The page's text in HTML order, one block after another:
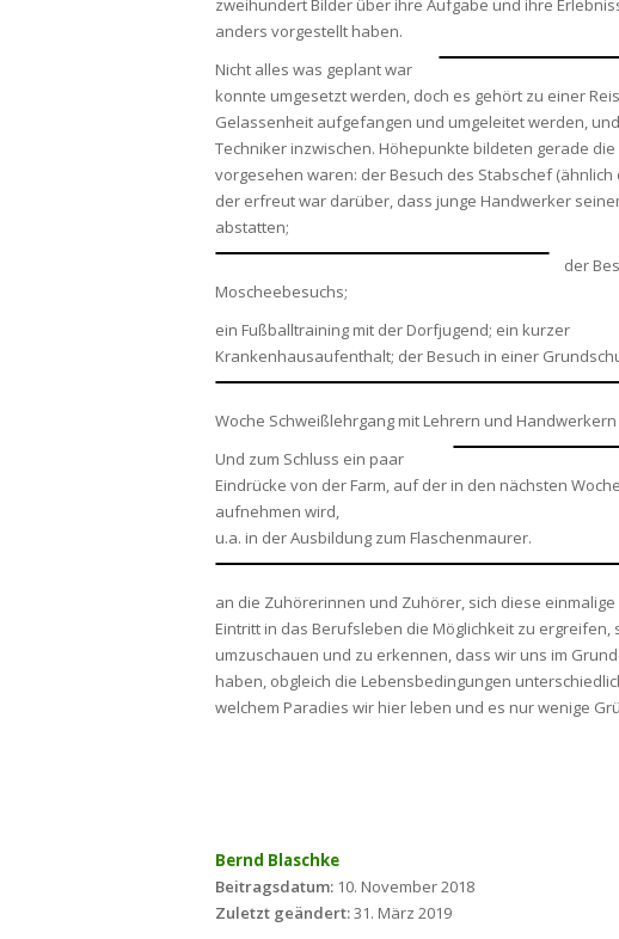
anders vorgestellt haben.
Nicht alles was geplant war
konnte umgesetzt werden, doch es gehört zu einer
Gelassenheit aufgefangen und umgeleitet werden,
Techniker inzwischen. Höhepunkte bildeten gerade
vorgesehen waren: der Besuch des Stabschef
der erfreut war darüber, dass junge Handwerker
abstatten;
der
Moscheebesuchs;
ein Fußballtraining mit der Dorfjugend; ein kurzer
Krankenhausaufenthalt; der Besuch in einer
Woche Schweißlehrgang mit Lehrern und
Und zum Schluss ein paar
Eindrücke von der Farm, auf der in den nächsten
aufnehmen wird,
u.a. in der Ausbildung zum Flaschenmaurer.
an die Zuhörerinnen und Zuhörer, sich diese
Eintritt in das Berufsleben die Möglichkeit zu
umzuschauen und zu erkennen, dass wir uns im
haben, obgleich die Lebensbedingungen
welchem Paradies wir hier leben und es nur wenige
Bernd Blaschke
Beitragsdatum: 10. November 2018
Zuletzt geändert:31. März 2019